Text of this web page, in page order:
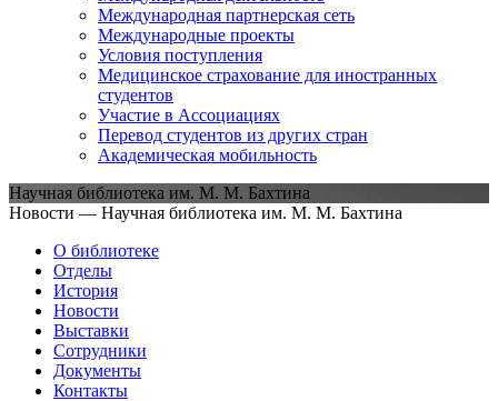
Международная партнерская сеть
Международные проекты
Условия поступления
Медицинское страхование для иностранных
студентов
Участие в Ассоциациях
Перевод студентов из других стран
Академическая мобильность
Научная библиотека им. М. М. Бахтина
Новости — Научная библиотека им. М. М. Бахтина
О библиотеке
Отделы
История
Новости
Выставки
Сотрудники
Документы
Контакты